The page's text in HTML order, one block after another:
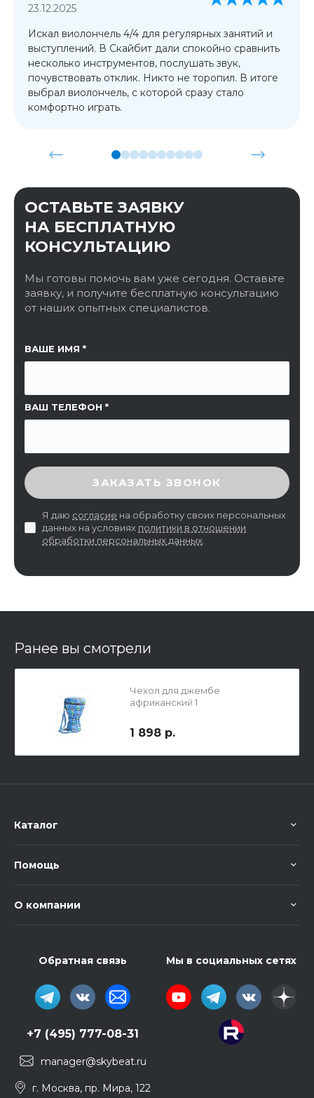
23.12.2025
Искал виолончель 4/4 для регулярных занятий и
выступлений. В Скайбит дали спокойно сравнить
несколько инструментов, послушать звук,
почувствовать отклик. Никто не торопил. В итоге
выбрал виолончель, с которой сразу стало
комфортно играть.
ОСТАВЬТЕ ЗАЯВКУ
НА БЕСПЛАТНУЮ
КОНСУЛЬТАЦИЮ
Мы готовы помочь вам уже сегодня. Оставьте
заявку, и получите бесплатную консультацию
от наших опытных специалистов.
ВАШЕ ИМЯ
ВАШ ТЕЛЕФОН
ССЫЛКА НА СТРАНИЦУ
ВВЕДИТЕ ПРОВЕРОЧНЫЙ КОД
ЗАКАЗАТЬ ЗВОНОК
Я даю согласие на обработку своих персональных
данных на условиях политики в отношении
обработки персональных данных
Ранее вы смотрели
Чехол для джембе
африканский 1
1 898 р.
Каталог
Помощь
О компании
Обратная связь
+7 (495) 777-08-31
manager@skybeat.ru
г. Москва, пр. Мира, 122
Мы в социальных сетях